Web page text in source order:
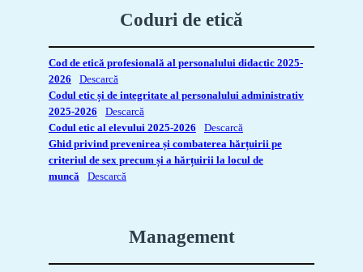
Coduri de etică
Cod de etică profesională al personalului didactic 2025-
2026
Descarcă
Codul etic și de integritate al personalului administrativ
2025-2026
Descarcă
Codul etic al elevului 2025-2026
Descarcă
Ghid privind prevenirea și combaterea hărțuirii pe
criteriul de sex precum și a hărțuirii la locul de
muncă
Descarcă
Management